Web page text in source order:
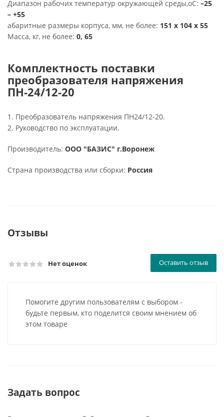
Диапазон рабочих температур окружающей среды,oC: –25
– +55
абаритные размеры корпуса, мм, не более: 151 x 104 x 55
Масса, кг, не более: 0, 65
Комплектность поставки
преобразователя напряжения
ПН-24/12-20
1. Преобразователь напряжения ПН24/12-20.
2. Руководство по эксплуатации.
Производитель: ООО "БАЗИС" г.Воронеж
Страна производства или сборки: Россия
Отзывы
Нет оценок Оставить отзыв
Помогите другим пользователям с выбором -
будьте первым, кто поделится своим мнением об
этом товаре
Задать вопрос